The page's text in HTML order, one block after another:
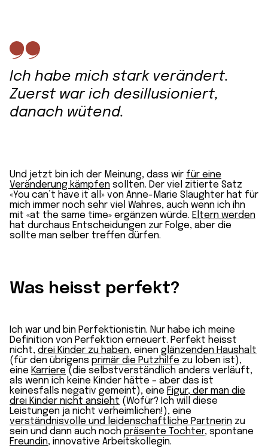
Ich habe mich stark verändert.
Zuerst war ich desillusioniert,
danach wütend.
Und jetzt bin ich der Meinung, dass wir für eine
Veränderung kämpfen sollten. Der viel zitierte Satz
«You can’t have it all» von Anne-Marie Slaughter hat für
mich immer noch sehr viel Wahres, auch wenn ich ihn
mit «at the same time» ergänzen würde. Eltern werden
hat durchaus Entscheidungen zur Folge, aber die
sollte man selber treffen dürfen.
Was heisst perfekt?
Ich war und bin Perfektionistin. Nur habe ich meine
Definition von Perfektion erneuert. Perfekt heisst
nicht, drei Kinder zu haben, einen glänzenden Haushalt
(für den übrigens primär die Putzhilfe zu loben ist),
eine Karriere (die selbstverständlich anders verläuft,
als wenn ich keine Kinder hätte – aber das ist
keinesfalls negativ gemeint), eine Figur, der man die
drei Kinder nicht ansieht (Wofür? Ich will diese
Leistungen ja nicht verheimlichen!), eine
verständnisvolle und leidenschaftliche Partnerin zu
sein und dann auch noch präsente Tochter, spontane
Freundin, innovative Arbeitskollegin.